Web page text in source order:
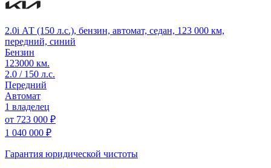
2.0i АТ (150 л.с.), бензин, автомат, седан, 123 000 км,
передний, синий
Бензин
123000 км.
2.0 / 150 л.с.
Передний
Автомат
1 владелец
от 723 000 ₽
1 040 000 ₽
Гарантия юридической чистоты